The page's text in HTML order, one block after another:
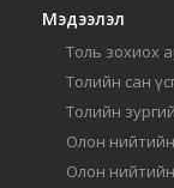
Мэдээлэл
Толь зохиох
Толийн сан
Толийн
Олон
Олон